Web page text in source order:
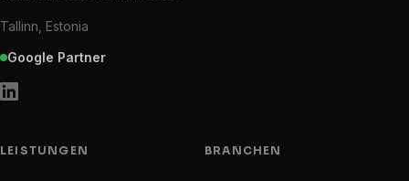
Tallinn, Estonia
Google Partner
LEISTUNGEN BRANCHEN